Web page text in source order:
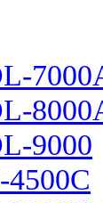
9000